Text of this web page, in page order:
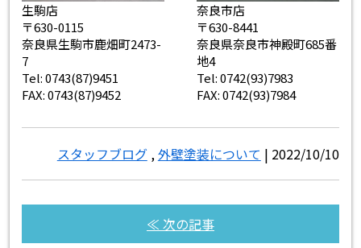
生駒店
〒630-0115
奈良県生駒市鹿畑町2473-
7
Tel: 0743(87)9451
FAX: 0743(87)9452
奈良市店
〒630-8441
奈良県奈良市神殿町685番
地4
Tel: 0742(93)7983
FAX: 0742(93)7984
スタッフブログ, 外壁塗装について | 2022/10/10
≪ 次の記事